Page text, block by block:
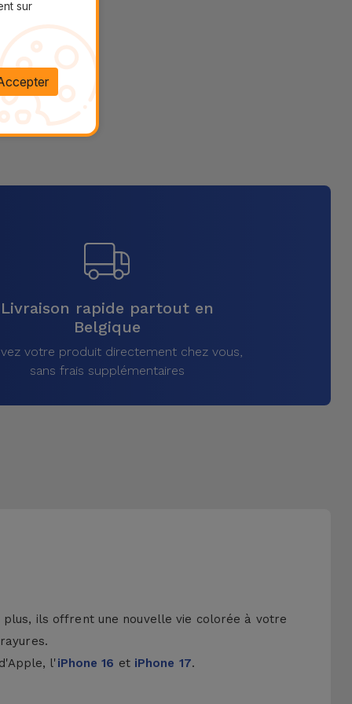
Livraison rapide partout en
Belgique
votre produit directement chez vous,
sans frais supplémentaires
plus, ils offrent une nouvelle vie colorée à votre
l'iPhone 16 et iPhone 17.
sur